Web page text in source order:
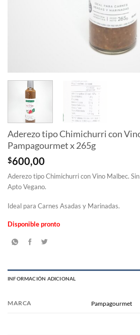
Aderezo tipo Chimichurri con
Pampagourmet x 265g
$600,00
Aderezo tipo Chimichurri con Vino Malbec.
Apto Vegano.
Ideal para Carnes Asadas y Marinadas.
Disponible pronto
INFORMACIÓN ADICIONAL
MARCA Pampagourmet